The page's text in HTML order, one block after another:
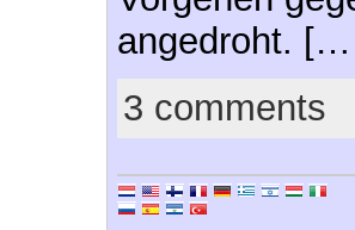
angedroht.
3 comments